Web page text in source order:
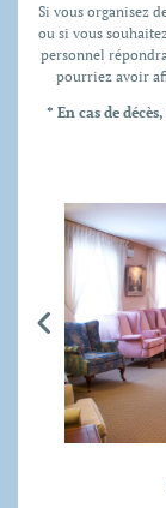
Si vous organisez
ou si vous
personnel
pourriez avoir
* En cas de